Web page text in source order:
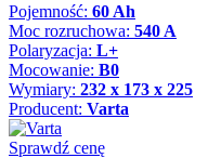
Pojemność: 60 Ah
Moc rozruchowa: 540 A
Polaryzacja: L+
Mocowanie: B0
Wymiary: 232 x 173 x 225
Producent: Varta
Sprawdź cenę